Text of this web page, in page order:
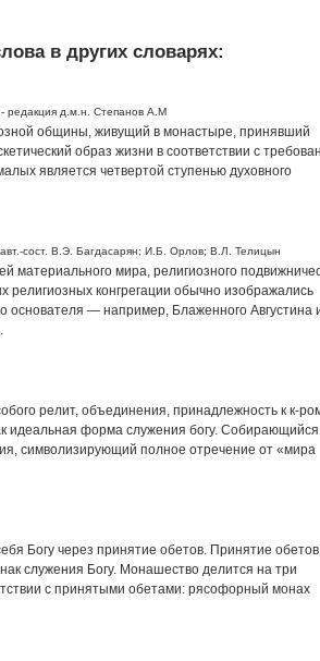
в других словарях:
редакция д.м.н. Степанов А.М
общины, живущий в монастыре, принявший
образ жизни в соответствии с
является четвертой ступенью духовного
сост. В.Э. Багдасарян; И.Б. Орлов; В.Л. Телицын
материального мира, религиозного
религиозных конгрегации обычно изображались
основателя — например, Блаженного Августина
релит, объединения, принадлежность к к-
идеальная форма служения богу. Собирающийся
символизирующий полное отречение от «мира
Богу через принятие обетов. Принятие обетов
служения Богу. Монашество делится на три
с принятыми обетами: рясофорный монах